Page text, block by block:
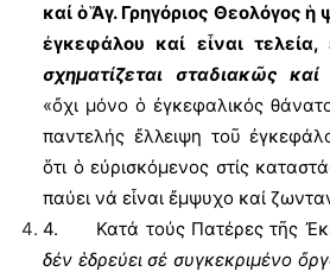
καί ὁ Ἅγ. Γρηγόριος Θεολόγος
ἐγκεφάλου καί εἶναι
σχηματίζεται σταδιακῶς καί
«ὄχι μόνο ὁ ἐγκεφαλικός
παντελής ἔλλειψη τοῦ
ὅτι ὁ εὐρισκόμενος στίς
παύει νά εἶναι ἔμψυχο καί
4. Κατά τούς Πατέρες τῆς
δέν ἑδρεύει σέ συγκεκριμένο